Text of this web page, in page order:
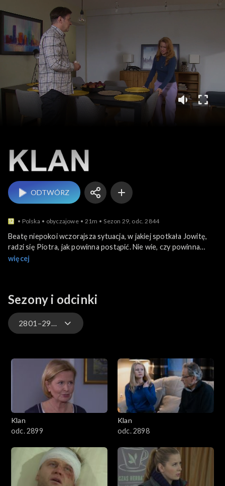
Klan
ODTWÓRZ
Polska obyczajowe 21m Sezon 29, odc. 2844
Beatę niepokoi wczorajsza sytuacja, w jakiej spotkała Jowitę,
radzi się Piotra, jak powinna postąpić. Nie wie, czy powinna
zawiadomić Jaśka. Uspokojona rozmową Piotrem udaje się do
więcej
Sezony i odcinki
2801–2900
4601–4700
4501–4600
4401–4500
4301–4400
4201–4300
Klan
odc. 2899
Klan
odc. 2898